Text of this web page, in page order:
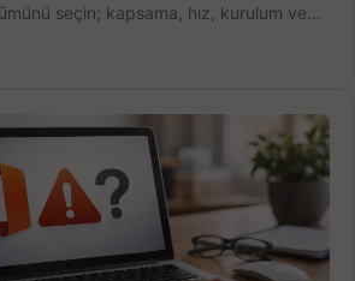
seçin; kapsama, hız, kurulum ve